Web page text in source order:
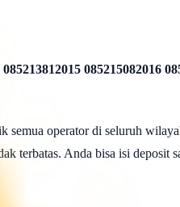
085215082016
operator di seluruh
terbatas. Anda bisa isi deposit